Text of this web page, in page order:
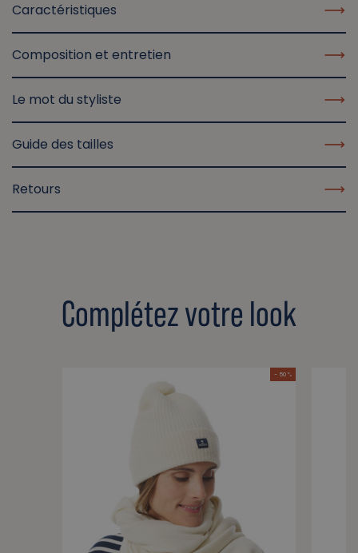
Caractéristiques
Composition et entretien
Le mot du styliste
Guide des tailles
Retours
Complétez votre look
- 50 %